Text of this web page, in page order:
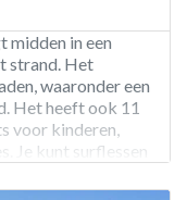
midden in een
strand. Het
waaronder een
Het heeft ook 11
voor kinderen,
Je kunt surflessen